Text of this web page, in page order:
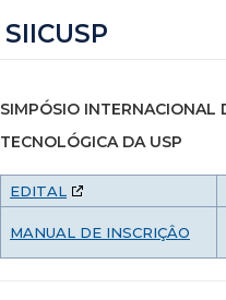
SIICUSP
SIMPÓSIO INTERNACIONAL
TECNOLÓGICA DA USP
EDITAL
MANUAL DE INSCRIÇÂO